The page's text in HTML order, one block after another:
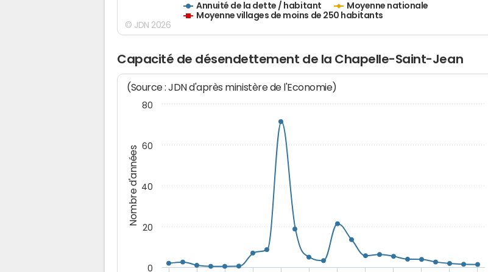
Annuité de la dette / habitant
Moyenne nationale
Moyenne villages de moins de 250 habitants
© JDN 2026
Capacité de désendettement de la Chapelle-Saint-Jean
Nombre d'années
(Source : JDN d'après ministère de l'Economie)
0
20
40
60
80